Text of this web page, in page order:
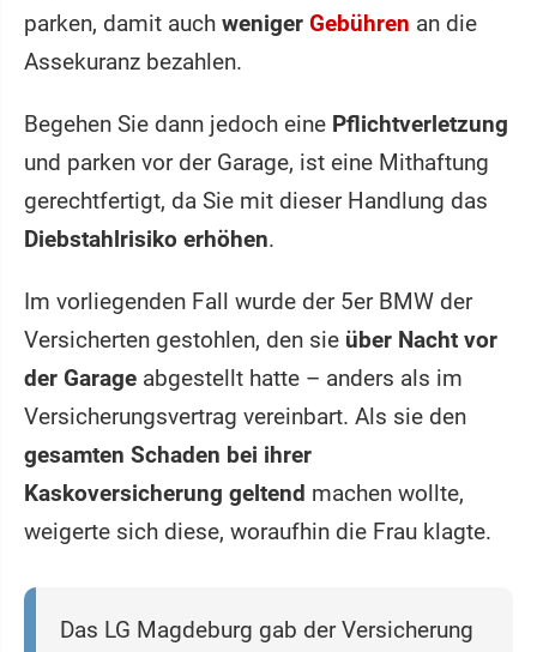
parken, damit auch weniger Gebühren an die
Assekuranz bezahlen.
Begehen Sie dann jedoch eine Pflichtverletzung
und parken vor der Garage, ist eine Mithaftung
gerechtfertigt, da Sie mit dieser Handlung das
Diebstahlrisiko erhöhen.
Im vorliegenden Fall wurde der 5er BMW der
Versicherten gestohlen, den sie über Nacht vor
der Garage abgestellt hatte – anders als im
Versicherungsvertrag vereinbart. Als sie den
gesamten Schaden bei ihrer
Kaskoversicherung geltend machen wollte,
weigerte sich diese, woraufhin die Frau klagte.
Das LG Magdeburg gab der Versicherung